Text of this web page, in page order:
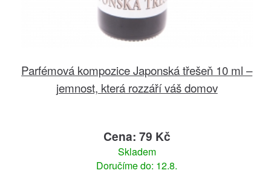
Parfémová kompozice Japonská třešeň 10 ml –
jemnost, která rozzáří váš domov
Cena: 79 Kč
Skladem
Doručíme do: 12.8.